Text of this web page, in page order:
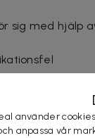
sig med hjälp
använder
anpassa vår